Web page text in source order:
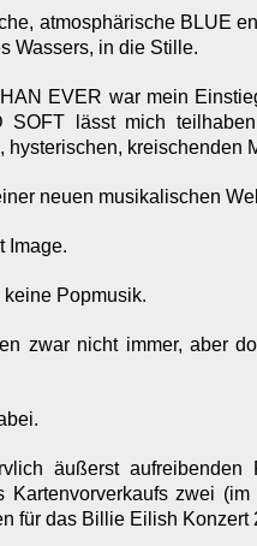
atmosphärische BLUE
Wassers, in die Stille.
EVER war mein
SOFT lässt mich
hysterischen, kreischenden
neuen musikalischen
Image.
Popmusik.
zwar nicht immer, aber
äußerst
Kartenvorverkaufs zwei
für das Billie Eilish Konzert